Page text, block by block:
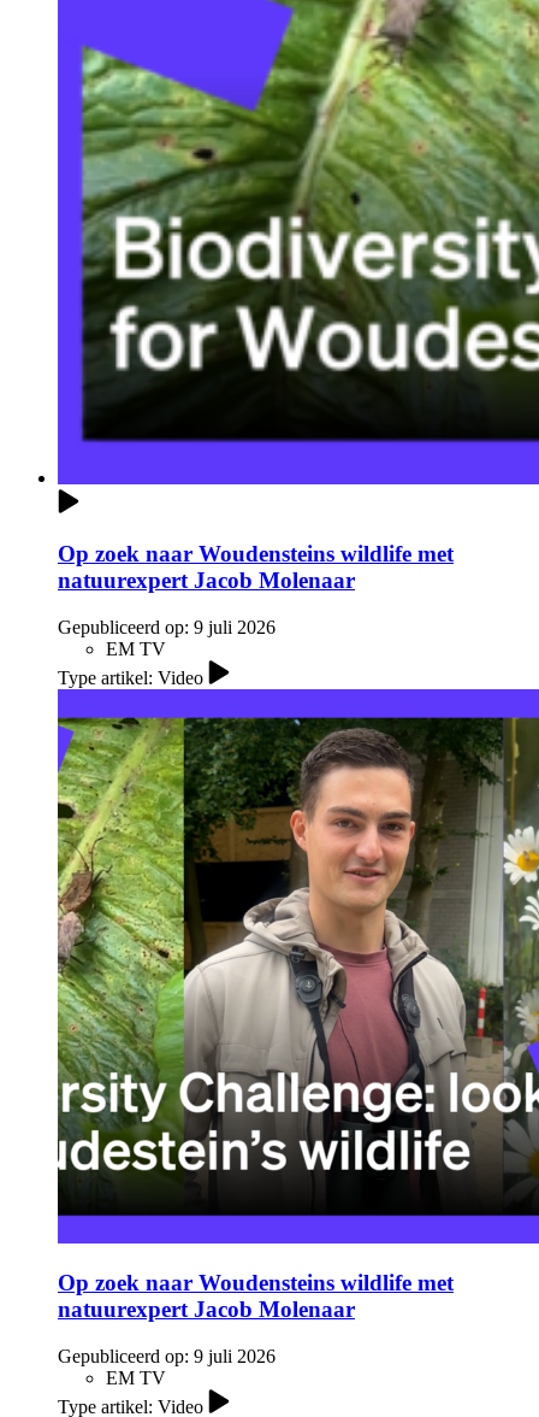
Op zoek naar Woudensteins wildlife met
natuurexpert Jacob Molenaar
Gepubliceerd op: 9 juli 2026
EM TV
Type artikel: Video
Op zoek naar Woudensteins wildlife met
natuurexpert Jacob Molenaar
Gepubliceerd op: 9 juli 2026
EM TV
Type artikel: Video